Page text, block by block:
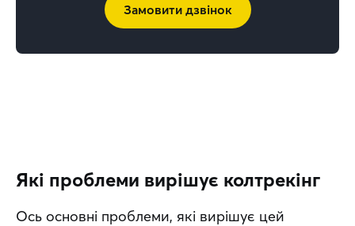
Замовити дзвінок
Які проблеми вирішує колтрекінг
Ось основні проблеми, які вирішує цей